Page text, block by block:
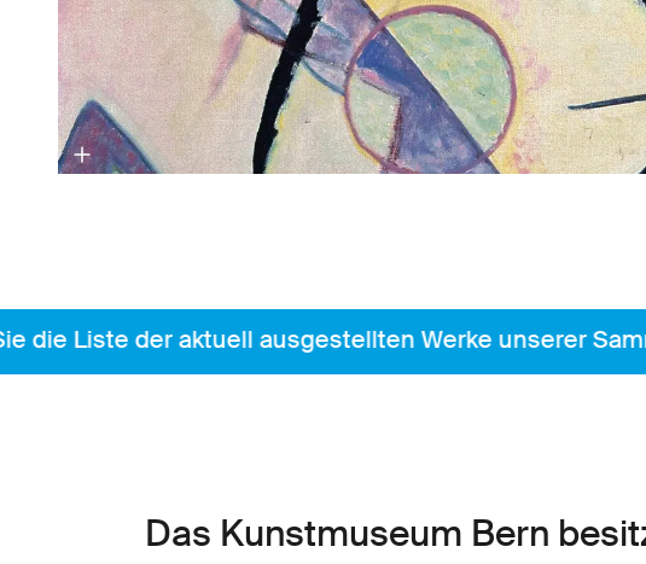
Liste der aktuell ausgestellten Werke unserer
Das Kunstmuseum Bern